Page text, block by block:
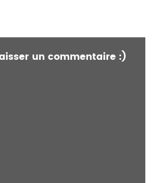
un commentaire :)